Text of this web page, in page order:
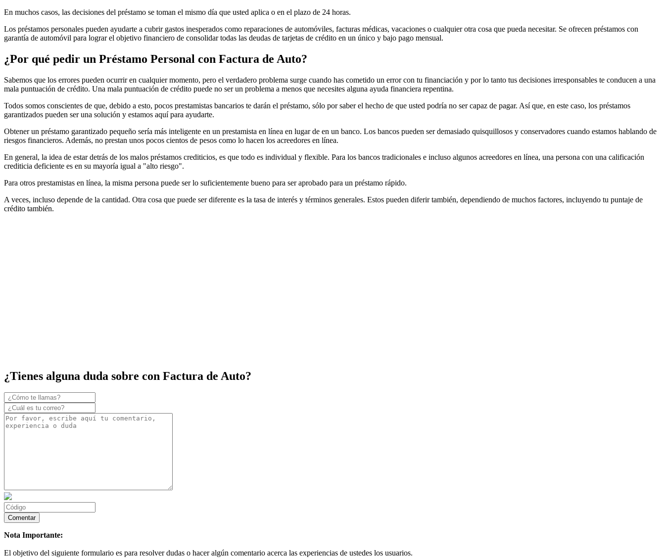
En muchos casos, las decisiones del préstamo se toman el mismo día que usted aplica o en el plazo de 24 horas.
Los préstamos personales pueden ayudarte a cubrir gastos inesperados como reparaciones de automóviles, facturas médicas, vacaciones o cualquier otra cosa que pueda necesitar. Se ofrecen préstamos con
garantía de automóvil para lograr el objetivo financiero de consolidar todas las deudas de tarjetas de crédito en un único y bajo pago mensual.
¿Por qué pedir un Préstamo Personal con Factura de Auto?
Sabemos que los errores pueden ocurrir en cualquier momento, pero el verdadero problema surge cuando has cometido un error con tu financiación y por lo tanto tus decisiones irresponsables te conducen a una
mala puntuación de crédito. Una mala puntuación de crédito puede no ser un problema a menos que necesites alguna ayuda financiera repentina.
Todos somos conscientes de que, debido a esto, pocos prestamistas bancarios te darán el préstamo, sólo por saber el hecho de que usted podría no ser capaz de pagar. Así que, en este caso, los préstamos
garantizados pueden ser una solución y estamos aquí para ayudarte.
Obtener un préstamo garantizado pequeño sería más inteligente en un prestamista en línea en lugar de en un banco. Los bancos pueden ser demasiado quisquillosos y conservadores cuando estamos hablando de
riesgos financieros. Además, no prestan unos pocos cientos de pesos como lo hacen los acreedores en línea.
En general, la idea de estar detrás de los malos préstamos crediticios, es que todo es individual y flexible. Para los bancos tradicionales e incluso algunos acreedores en línea, una persona con una calificación
crediticia deficiente es en su mayoría igual a "alto riesgo".
Para otros prestamistas en línea, la misma persona puede ser lo suficientemente bueno para ser aprobado para un préstamo rápido.
A veces, incluso depende de la cantidad. Otra cosa que puede ser diferente es la tasa de interés y términos generales. Estos pueden diferir también, dependiendo de muchos factores, incluyendo tu puntaje de
crédito también.
¿Tienes alguna duda sobre con Factura de Auto?
Nota Importante:
El objetivo del siguiente formulario es para resolver dudas o hacer algún comentario acerca las experiencias de ustedes los usuarios.